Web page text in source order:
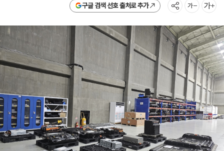
구글 검색 선호 출처로 추가